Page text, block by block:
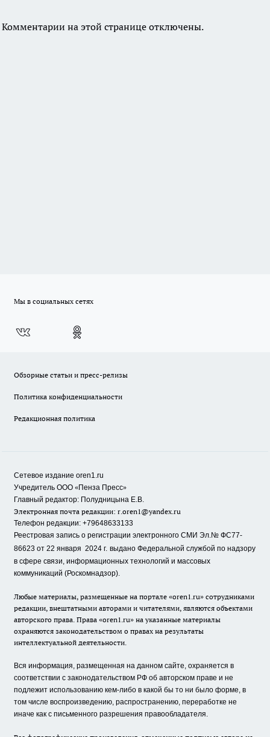
Комментарии на этой странице отключены.
Мы в социальных сетях
Обзорные статьи и пресс-релизы
Политика конфиденциальности
Редакционная политика
Сетевое издание oren1.ru
Учредитель ООО «Пенза Пресс»
Главный редактор: Полудницына Е.В.
Электронная почта редакции: r.oren1@yandex.ru
Телефон редакции: +79648633133
Реестровая запись о регистрации электронного СМИ Эл.№ ФС77-
86623 от 22 января 2024 г. выдано Федеральной службой по надзору
в сфере связи, информационных технологий и массовых
коммуникаций (Роскомнадзор).
Любые материалы, размещенные на портале «oren1.ru» сотрудниками
редакции, внештатными авторами и читателями, являются объектами
авторского права. Права «oren1.ru» на указанные материалы
охраняются законодательством о правах на результаты
интеллектуальной деятельности.
Вся информация, размещенная на данном сайте, охраняется в
соответствии с законодательством РФ об авторском праве и не
подлежит использованию кем-либо в какой бы то ни было форме, в
том числе воспроизведению, распространению, переработке не
иначе как с письменного разрешения правообладателя.